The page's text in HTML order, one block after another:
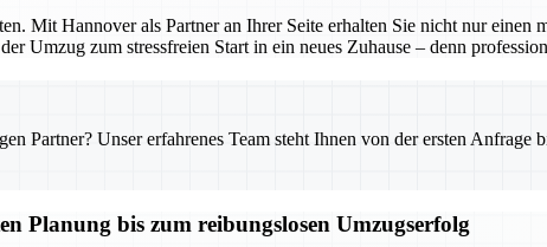
Mit Hannover als Partner an Ihrer Seite erhalten Sie nicht nur einen
Umzug zum stressfreien Start in ein neues Zuhause – denn
Partner? Unser erfahrenes Team steht Ihnen von der ersten
Planung bis zum reibungslosen Umzugserfolg